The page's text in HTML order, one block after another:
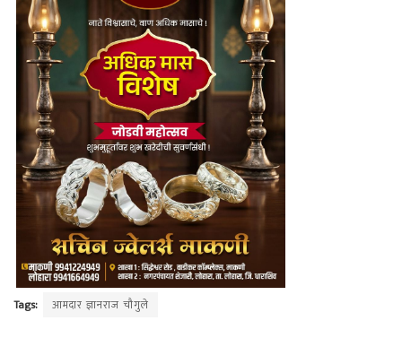
Tags: आमदार ज्ञानराज चौगुले